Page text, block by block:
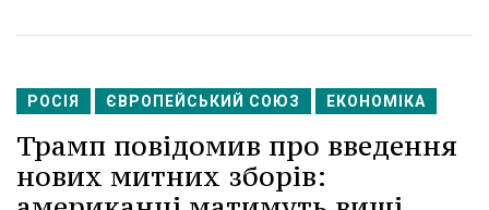
РОСІЯ ЄВРОПЕЙСЬКИЙ СОЮЗ ЕКОНОМІКА
Трамп повідомив про введення
нових митних зборів: